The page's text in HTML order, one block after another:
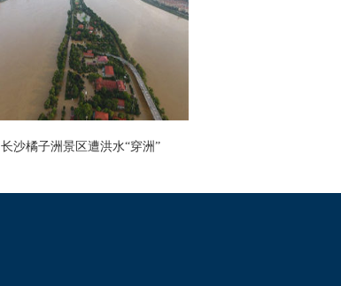
长沙橘子洲景区遭洪水“穿洲”